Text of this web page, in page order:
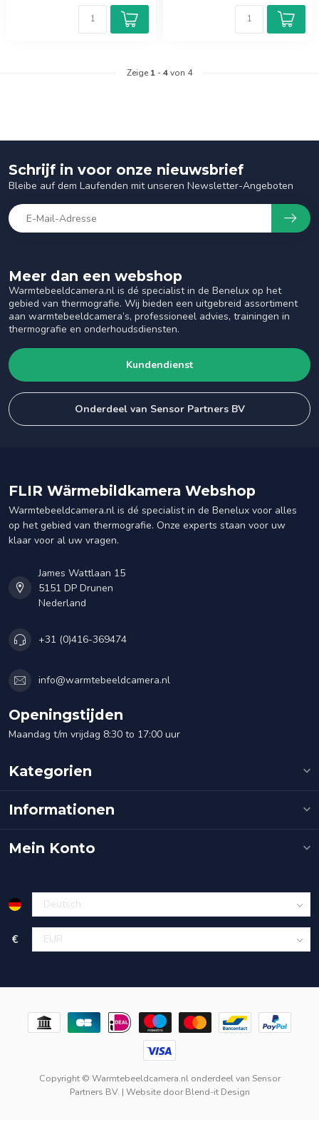
Zeige 1 -4von 4
Meer dan een webshop
Warmtebeeldcamera.nl is dé specialist in de Benelux op het
gebied van thermografie. Wij bieden een uitgebreid assortiment
aan warmtebeeldcamera’s, professioneel advies, trainingen in
thermografie en onderhoudsdiensten.
Kundendienst
Onderdeel van Sensor Partners BV
Schrijf in voor onze nieuwsbrief
Bleibe auf dem Laufenden mit unseren Newsletter-Angeboten
FLIR Wärmebildkamera Webshop
Warmtebeeldcamera.nl is dé specialist in de Benelux voor alles
op het gebied van thermografie. Onze experts staan voor uw
klaar voor al uw vragen.
James Wattlaan 15
5151 DP Drunen
Nederland
+31 (0)416-369474
info@warmtebeeldcamera.nl
Openingstijden
Maandag t/m vrijdag 8:30 to 17:00 uur
Kategorien
Informationen
Mein Konto
€
Copyright © Warmtebeeldcamera.nl onderdeel van Sensor
Partners BV. | Website doorBlend-it Design